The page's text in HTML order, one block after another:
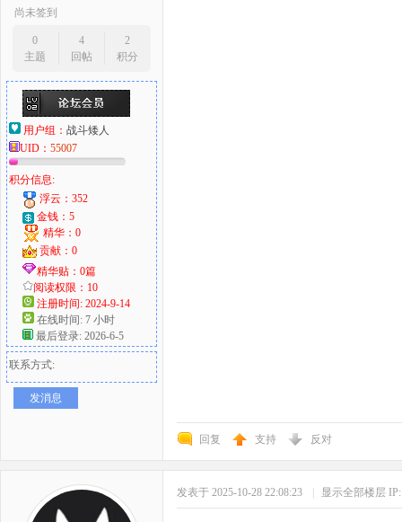
尚未签到
0
主题
4
回帖
2
积分
用户组： 战斗矮人
UID： 55007
积分信息:
浮云：352
金钱：5
精华：0
贡献：0
精华贴：0篇
阅读权限：10
注册时间: 2024-9-14
在线时间: 7 小时
最后登录: 2026-6-5
联系方式:
发消息
回复 支持 反对
发表于 2025-10-28 22:08:23 显示全部楼层